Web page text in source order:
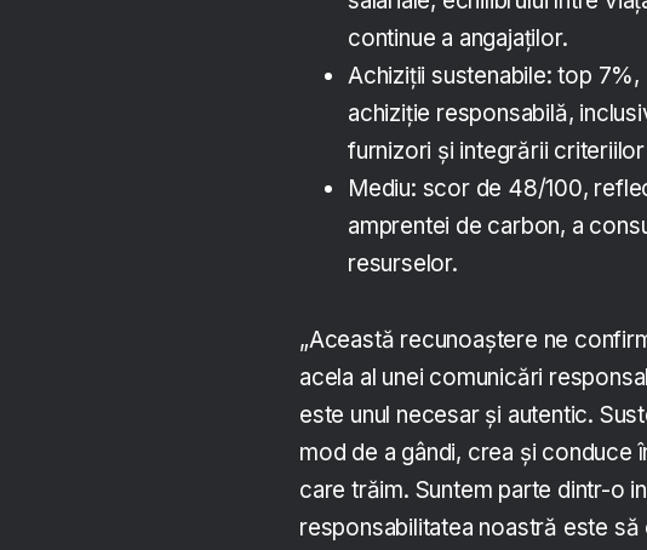
continue a angajaților.
Achiziții sustenabile: top
achiziție responsabilă,
furnizori și integrării
Mediu: scor de 48/100,
amprentei de carbon, a
resurselor.
„Această recunoaștere ne
acela al unei comunicări
este unul necesar și autentic.
mod de a gândi, crea și conduce
care trăim. Suntem parte dintr-o
responsabilitatea noastră este